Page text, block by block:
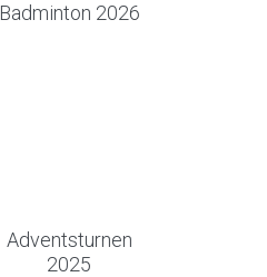
Badminton 2026
Adventsturnen
2025